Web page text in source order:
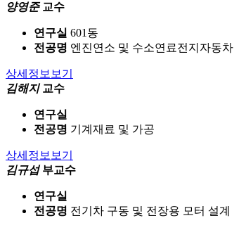
양영준교수
연구실 601동
전공명 엔진연소 및 수소연료전지자동차
상세정보보기
김해지교수
연구실
전공명 기계재료 및 가공
상세정보보기
김규섭부교수
연구실
전공명 전기차 구동 및 전장용 모터 설계